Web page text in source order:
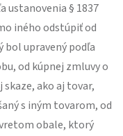
ustanovenia § 1837
iného odstúpiť od
bol upravený podľa
od kúpnej zmluvy o
ako aj tovar,
s iným tovarom, od
obale, ktorý